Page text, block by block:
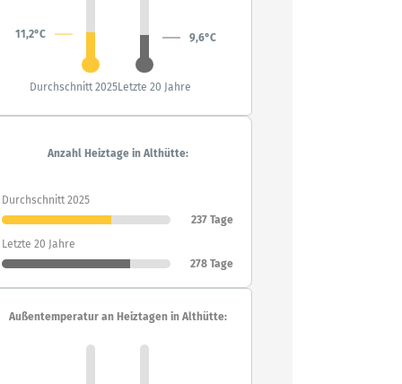
11,2°C 9,6°C
Durchschnitt 2025Letzte 20 Jahre
Anzahl Heiztage in Althütte:
Durchschnitt 2025
237 Tage
Letzte 20 Jahre
278 Tage
Außentemperatur an Heiztagen in Althütte: